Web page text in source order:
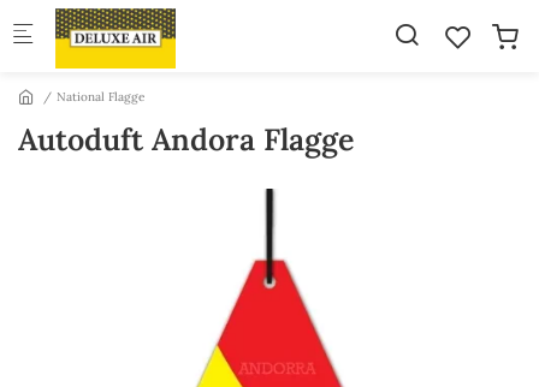
Skip to main content
National Flagge
Autoduft Andora Flagge